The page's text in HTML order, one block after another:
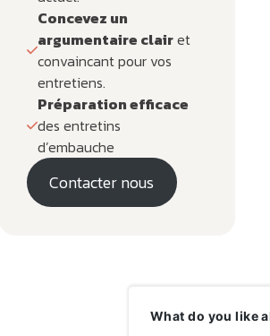
Concevez un
argumentaire clairet
convaincant pour vos
entretiens.
Préparation efficace
des entretins
d’embauche
Contacter nous
What do you like